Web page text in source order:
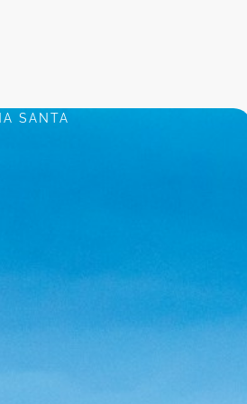
SANTA